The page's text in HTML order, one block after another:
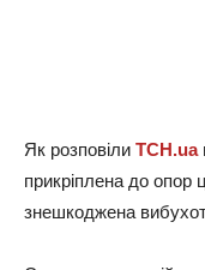
Як розповіли ТСН.ua
прикріплена до опор
знешкоджена